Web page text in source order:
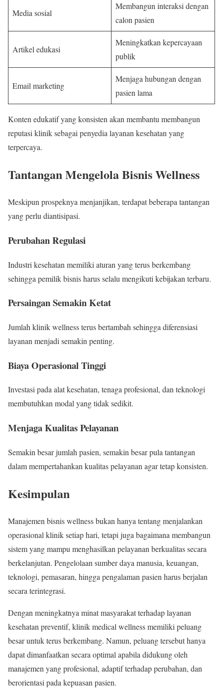
Media sosial
Membangun interaksi dengan
calon pasien
Artikel edukasi
Meningkatkan kepercayaan
publik
Email marketing
Menjaga hubungan dengan
pasien lama
Konten edukatif yang konsisten akan membantu membangun
reputasi klinik sebagai penyedia layanan kesehatan yang
terpercaya.
Tantangan Mengelola Bisnis Wellness
Meskipun prospeknya menjanjikan, terdapat beberapa tantangan
yang perlu diantisipasi.
Perubahan Regulasi
Industri kesehatan memiliki aturan yang terus berkembang
sehingga pemilik bisnis harus selalu mengikuti kebijakan terbaru.
Persaingan Semakin Ketat
Jumlah klinik wellness terus bertambah sehingga diferensiasi
layanan menjadi semakin penting.
Biaya Operasional Tinggi
Investasi pada alat kesehatan, tenaga profesional, dan teknologi
membutuhkan modal yang tidak sedikit.
Menjaga Kualitas Pelayanan
Semakin besar jumlah pasien, semakin besar pula tantangan
dalam mempertahankan kualitas pelayanan agar tetap konsisten.
Kesimpulan
Manajemen bisnis wellness bukan hanya tentang menjalankan
operasional klinik setiap hari, tetapi juga bagaimana membangun
sistem yang mampu menghasilkan pelayanan berkualitas secara
berkelanjutan. Pengelolaan sumber daya manusia, keuangan,
teknologi, pemasaran, hingga pengalaman pasien harus berjalan
secara terintegrasi.
Dengan meningkatnya minat masyarakat terhadap layanan
kesehatan preventif, klinik medical wellness memiliki peluang
besar untuk terus berkembang. Namun, peluang tersebut hanya
dapat dimanfaatkan secara optimal apabila didukung oleh
manajemen yang profesional, adaptif terhadap perubahan, dan
berorientasi pada kepuasan pasien.